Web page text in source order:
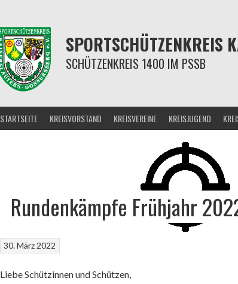
SPORTSCHÜTZENKREIS
SCHÜTZENKREIS 1400 IM PSSB
STARTSEITE KREISVORSTAND KREISVEREINE KREISJUGEND
Rundenkämpfe Frühjahr
30. März 2022
Liebe Schützinnen und Schützen,